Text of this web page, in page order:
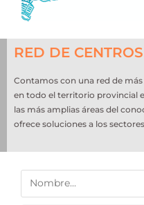
RED DE
Contamos con una red de más
en todo el territorio provincial
las más amplias áreas del
ofrece soluciones a los